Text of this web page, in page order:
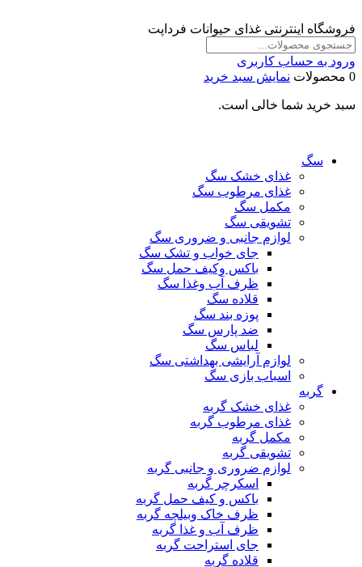
فروشگاه اینترنتی غذای حیوانات فرداپت
ورود به حساب کاربری
0 محصولات
نمایش سبد خرید
سبد خرید شما خالی است.
سگ
غذای خشک سگ
غذای مرطوب سگ
مکمل سگ
تشویقی سگ
لوازم جانبی و ضروری سگ
جای خواب و تشک سگ
باکس وکیف حمل سگ
ظرف آب وغذا سگ
قلاده سگ
پوزه بند سگ
ضد پارس سگ
لباس سگ
لوازم آرایشی بهداشتی سگ
اسباب بازی سگ
گربه
غذای خشک گربه
غذای مرطوب گربه
مکمل گربه
تشویقی گربه
لوازم ضروری و جانبی گربه
اسکرچر گربه
باکس و کیف حمل گربه
ظرف خاک وبیلچه گربه
ظرف آب و غذا گربه
جای استراحت گربه
قلاده گربه